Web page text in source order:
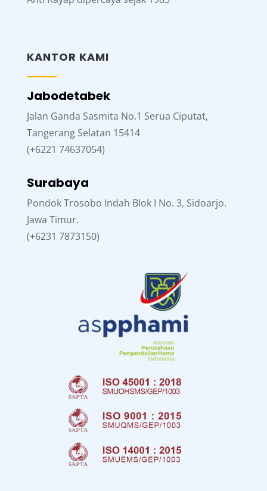
KANTOR KAMI
Jabodetabek
Jalan Ganda Sasmita No.1 Serua Ciputat,
Tangerang Selatan 15414
(+6221 74637054)
Surabaya
Pondok Trosobo Indah Blok I No. 3, Sidoarjo.
Jawa Timur.
(+6231 7873150)